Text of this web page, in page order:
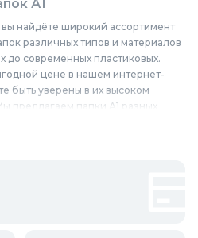
А1
найдёте широкий ассортимент
различных типов и материалов
до современных пластиковых.
цене в нашем интернет-
быть уверены в их высоком
предлагаем папки А1 разных
чертежей, документов,
и долгий срок службы.